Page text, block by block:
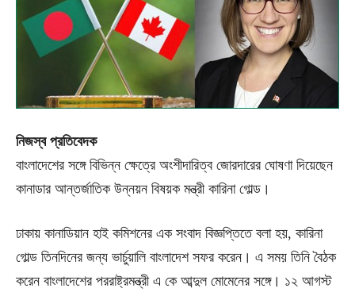
নিজস্ব প্রতিবেদক
বাংলাদেশের সঙ্গে বিভিন্ন ক্ষেত্রে অংশীদারিত্ব জোরদারের ঘোষণা দিয়েছেন
কানাডার আন্তর্জাতিক উন্নয়ন বিষয়ক মন্ত্রী কারিনা গোল্ড।
ঢাকায় কানাডিয়ান হাই কমিশনের এক সংবাদ বিজ্ঞপ্তিতে বলা হয়, কারিনা
গোল্ড তিনদিনের জন্য ভার্চুয়ালি বাংলাদেশ সফর করেন। এ সময় তিনি বৈঠক
করেন বাংলাদেশের পররাষ্ট্রমন্ত্রী এ কে আব্দুল মোমেনের সঙ্গে। ১২ আগস্ট